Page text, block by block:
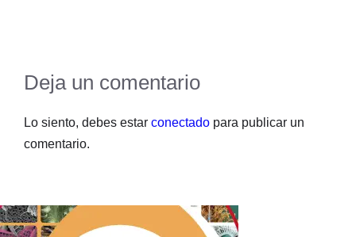
Deja un comentario
Lo siento, debes estar conectado para publicar un
comentario.